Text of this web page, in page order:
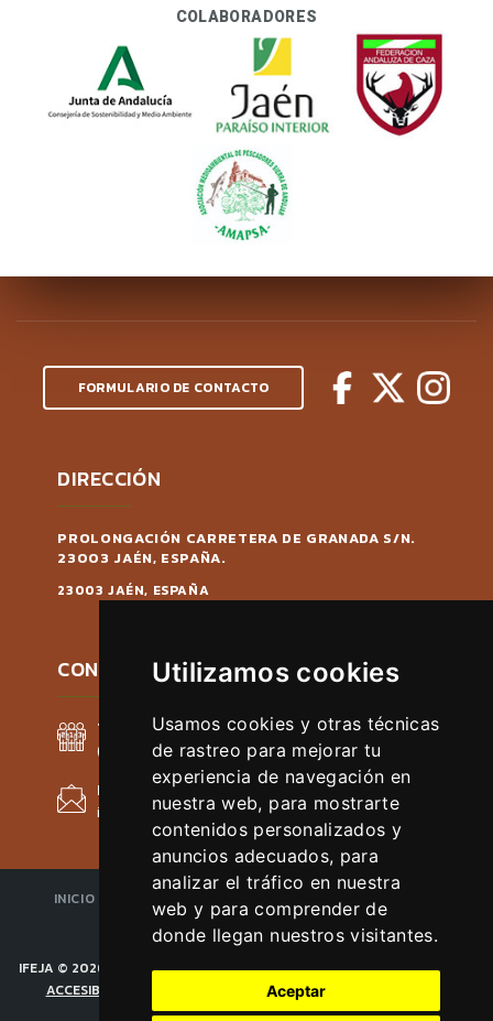
Utilizamos cookies
Usamos cookies y otras técnicas
de rastreo para mejorar tu
experiencia de navegación en
nuestra web, para mostrarte
contenidos personalizados y
anuncios adecuados, para
analizar el tráfico en nuestra
web y para comprender de
donde llegan nuestros visitantes.
Aceptar
COLABORADORES
FORMULARIO DE CONTACTO
DIRECCIÓN
PROLONGACIÓN CARRETERA DE GRANADA S/N.
23003 JAÉN, ESPAÑA.
23003 JAÉN, ESPAÑA
CONTACTAR
TELÉFONO
(+34) 953 086 980
EMAIL
ibercaza@ifeja.org
INICIO SOBRE LA FERIA EXPOSITOR
VISITANTE
CÓMO LLEGAR
IFEJA © 2026 AVISO LEGALPOLÍTICA DE PRIVACIDADDECLARACIÓN DE
ACCESIBILIDAD
POLÍTICA DE COOKIES CAMBIAR PREFERENCIAS
COOKIES